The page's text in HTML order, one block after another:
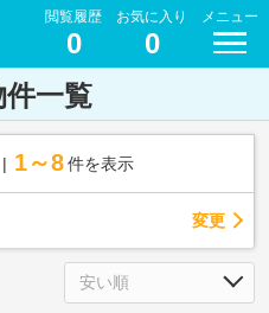
閲覧履歴
0
お気に入り
0
メニュー
一覧
1～8 件を表示
変更